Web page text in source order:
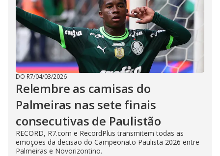
DO R7/04/03/2026
Relembre as camisas do
Palmeiras nas sete finais
consecutivas de Paulistão
RECORD, R7.com e RecordPlus transmitem todas as
emoções da decisão do Campeonato Paulista 2026 entre
Palmeiras e Novorizontino.